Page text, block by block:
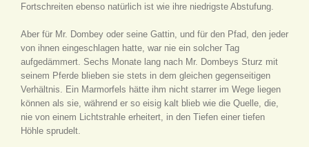
Fortschreiten ebenso natürlich ist wie ihre niedrigste Abstufung.
Aber für Mr. Dombey oder seine Gattin, und für den Pfad, den jeder
von ihnen eingeschlagen hatte, war nie ein solcher Tag
aufgedämmert. Sechs Monate lang nach Mr. Dombeys Sturz mit
seinem Pferde blieben sie stets in dem gleichen gegenseitigen
Verhältnis. Ein Marmorfels hätte ihm nicht starrer im Wege liegen
können als sie, während er so eisig kalt blieb wie die Quelle, die,
nie von einem Lichtstrahle erheitert, in den Tiefen einer tiefen
Höhle sprudelt.